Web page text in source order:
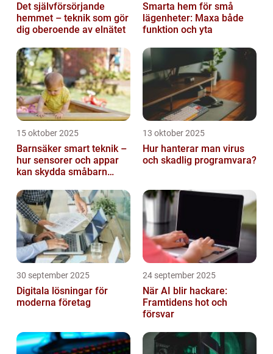
Det självförsörjande
hemmet – teknik som gör
dig oberoende av elnätet
Smarta hem för små
lägenheter: Maxa både
funktion och yta
15 oktober 2025
Barnsäker smart teknik –
hur sensorer och appar
kan skydda småbarn
13 oktober 2025
Hur hanterar man virus
och skadlig programvara?
30 september 2025
Digitala lösningar för
moderna företag
24 september 2025
När AI blir hackare:
Framtidens hot och
försvar